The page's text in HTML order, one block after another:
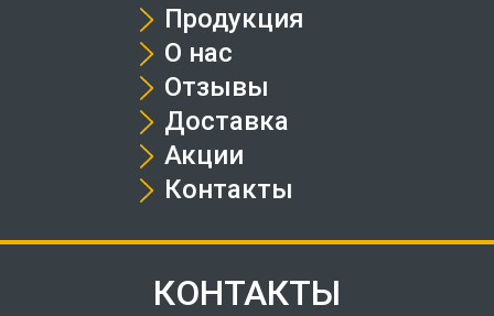
Продукция
О нас
Отзывы
Доставка
Акции
Контакты
КОНТАКТЫ